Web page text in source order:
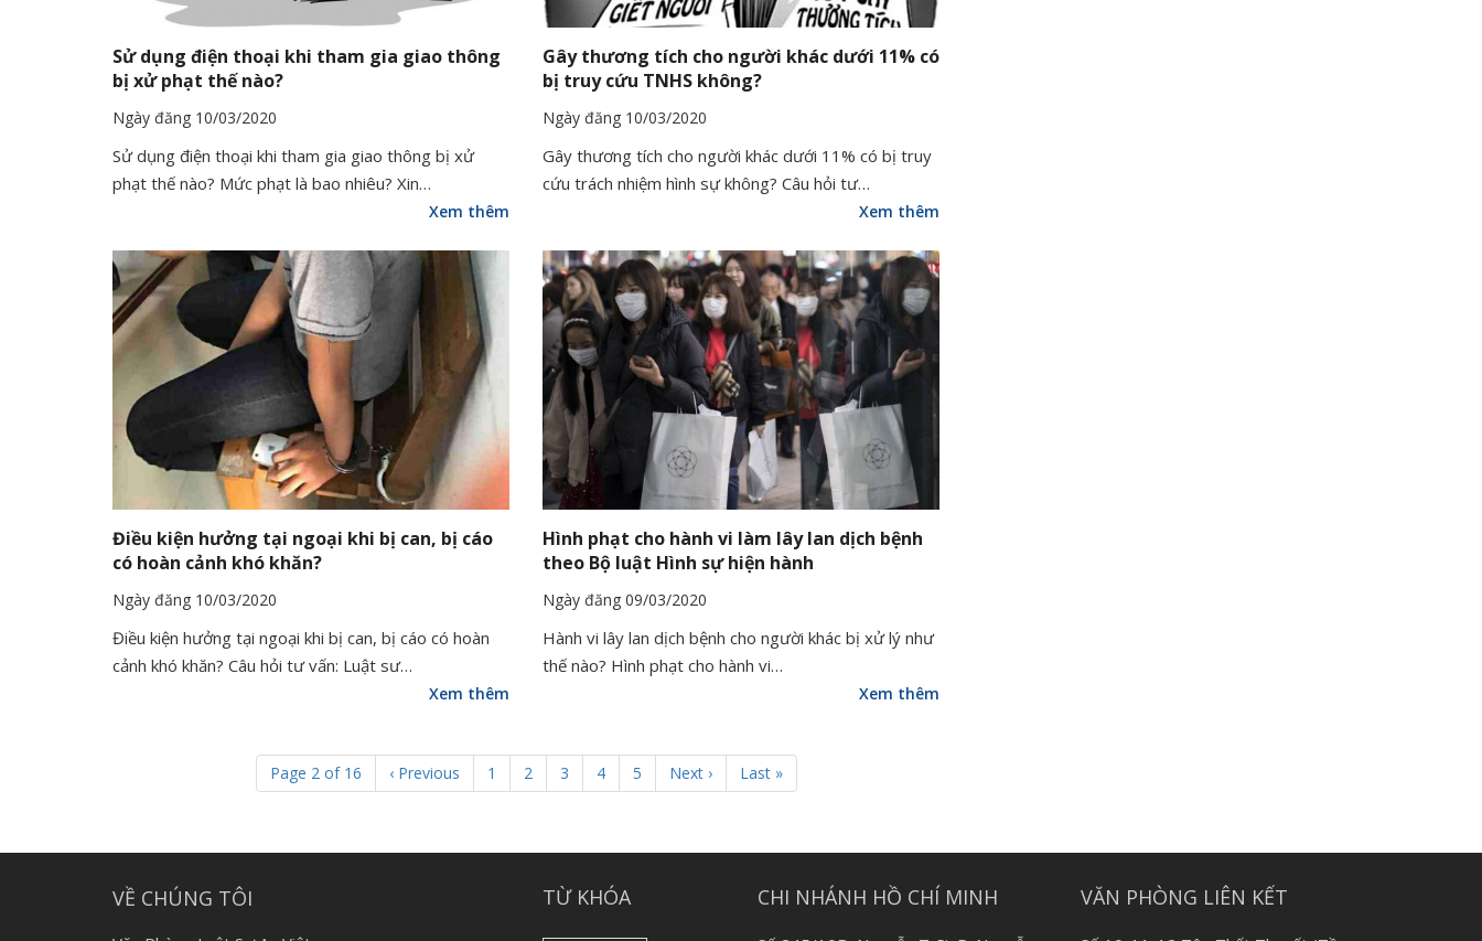
Sử dụng điện thoại khi tham gia giao thông
bị xử phạt thế nào?
Ngày đăng 10/03/2020
Sử dụng điện thoại khi tham gia giao thông bị xử
phạt thế nào? Mức phạt là bao nhiêu? Xin…
Xem thêm
Gây thương tích cho người khác dưới 11% có
bị truy cứu TNHS không?
Ngày đăng 10/03/2020
Gây thương tích cho người khác dưới 11% có bị truy
cứu trách nhiệm hình sự không? Câu hỏi tư…
Xem thêm
Điều kiện hưởng tại ngoại khi bị can, bị cáo
có hoàn cảnh khó khăn?
Ngày đăng 10/03/2020
Điều kiện hưởng tại ngoại khi bị can, bị cáo có hoàn
cảnh khó khăn? Câu hỏi tư vấn: Luật sư…
Xem thêm
Hình phạt cho hành vi làm lây lan dịch bệnh
theo Bộ luật Hình sự hiện hành
Ngày đăng 09/03/2020
Hành vi lây lan dịch bệnh cho người khác bị xử lý như
thế nào? Hình phạt cho hành vi…
Xem thêm
Page 2 of 16 ‹ Previous 1 2 3 4 5 Next › Last »
VỀ CHÚNG TÔI TỪ KHÓA CHI NHÁNH HỒ CHÍ MINH VĂN PHÒNG LIÊN KẾT